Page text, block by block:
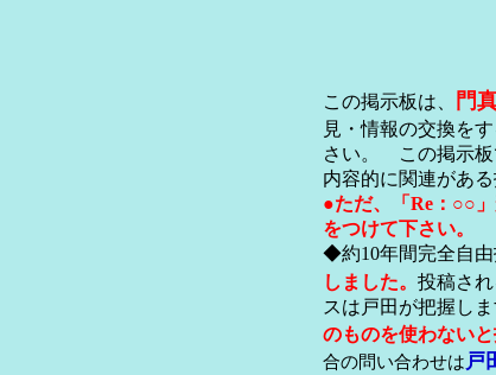
この掲示板は、 門
見・情報の交換を
さい。 この掲示板
内容的に関連があ
●ただ、「Re：○○
をつけて下さい。
◆約10年間完全自由
しました。 投稿さ
スは戸田が把握し
のものを使わないと
合の問い合わせは戸